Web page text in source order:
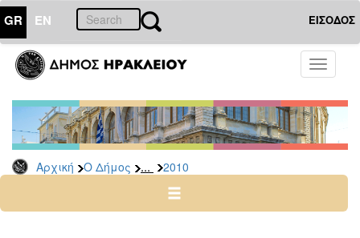
GR EN ΕΙΣΟΔΟΣ
Toggle
Αρχική Ο Δήμος ... 2010
ΔΗΜΟΣ
Δελτία
Τύπου
Αρχείο
2026
2024